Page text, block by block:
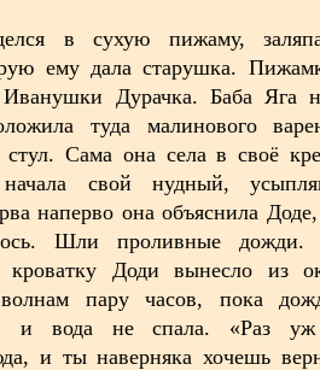
в сухую пижаму,
ему дала старушка.
Иванушки Дурачка. Баба Яга
туда малинового
стул. Сама она села в своё
свой нудный,
наперво она объяснила
Шли проливные дожди.
кроватку Доди вынесло из
пару часов, пока
и вода не спала. «Раз
и ты наверняка хочешь